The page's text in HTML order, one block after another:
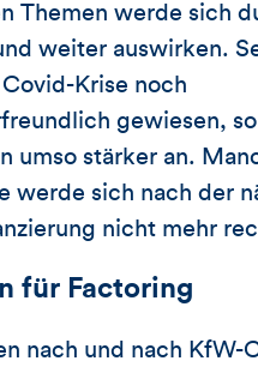
Themen werde sich
weiter auswirken.
Krise noch
gewiesen,
umso stärker an.
werde sich nach der
nicht mehr
für Factoring
nach und nach KfW-